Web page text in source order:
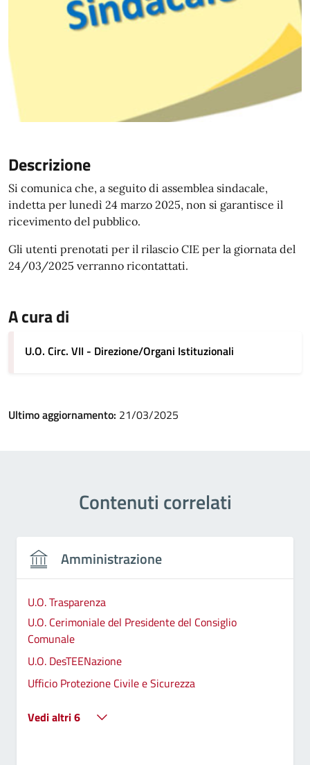
Descrizione
Si comunica che, a seguito di assemblea sindacale,
indetta per lunedì 24 marzo 2025, non si garantisce il
ricevimento del pubblico.
Gli utenti prenotati per il rilascio CIE per la giornata del
24/03/2025 verranno ricontattati.
A cura di
U.O. Circ. VII - Direzione/Organi Istituzionali
Ultimo aggiornamento: 21/03/2025
Contenuti correlati
Amministrazione
U.O. Trasparenza
U.O. Cerimoniale del Presidente del Consiglio
Comunale
U.O. DesTEENazione
Ufficio Protezione Civile e Sicurezza
Vedi altri 6